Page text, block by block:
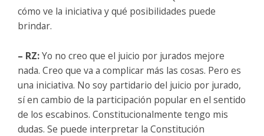
cómo ve la iniciativa y qué posibilidades puede
brindar.
– RZ:Yo no creo que el juicio por jurados mejore
nada. Creo que va a complicar más las cosas. Pero es
una iniciativa. No soy partidario del juicio por jurado,
sí en cambio de la participación popular en el sentido
de los escabinos. Constitucionalmente tengo mis
dudas. Se puede interpretar la Constitución